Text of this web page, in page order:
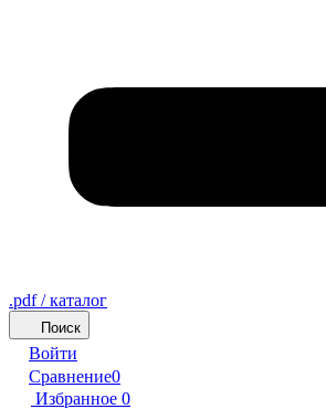
.pdf / каталог
Поиск
Войти
Сравнение0
Избранное 0